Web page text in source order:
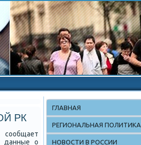
РК
данные о
ГЛАВНАЯ
РЕГИОНАЛЬНАЯ ПОЛИТИКА
НОВОСТИ В РОССИИ